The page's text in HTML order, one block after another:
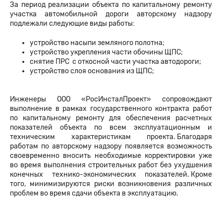
За период реализации объекта по капитальному ремонту
участка автомобильной дороги авторскому надзору
подлежали следующие виды работы:
устройство насыпи земляного полотна;
устройство укрепления части обочины ЩПС;
снятие ПРС с откосной части участка автодороги;
устройство слоя основания из ЩПС;
Инженеры ООО «РосИнсталПроект» сопровождают
выполнение в рамках государственного контракта работ
по капитальному ремонту для обеспечения расчетных
показателей объекта по всем эксплуатационным и
техническим характеристикам проекта. Благодаря
работам по авторскому надзору появляется возможность
своевременно вносить необходимые корректировки уже
во время выполнения строительных работ без ухудшения
конечных технико-экономических показателей. Кроме
того, минимизируются риски возникновения различных
проблем во время сдачи объекта в эксплуатацию.